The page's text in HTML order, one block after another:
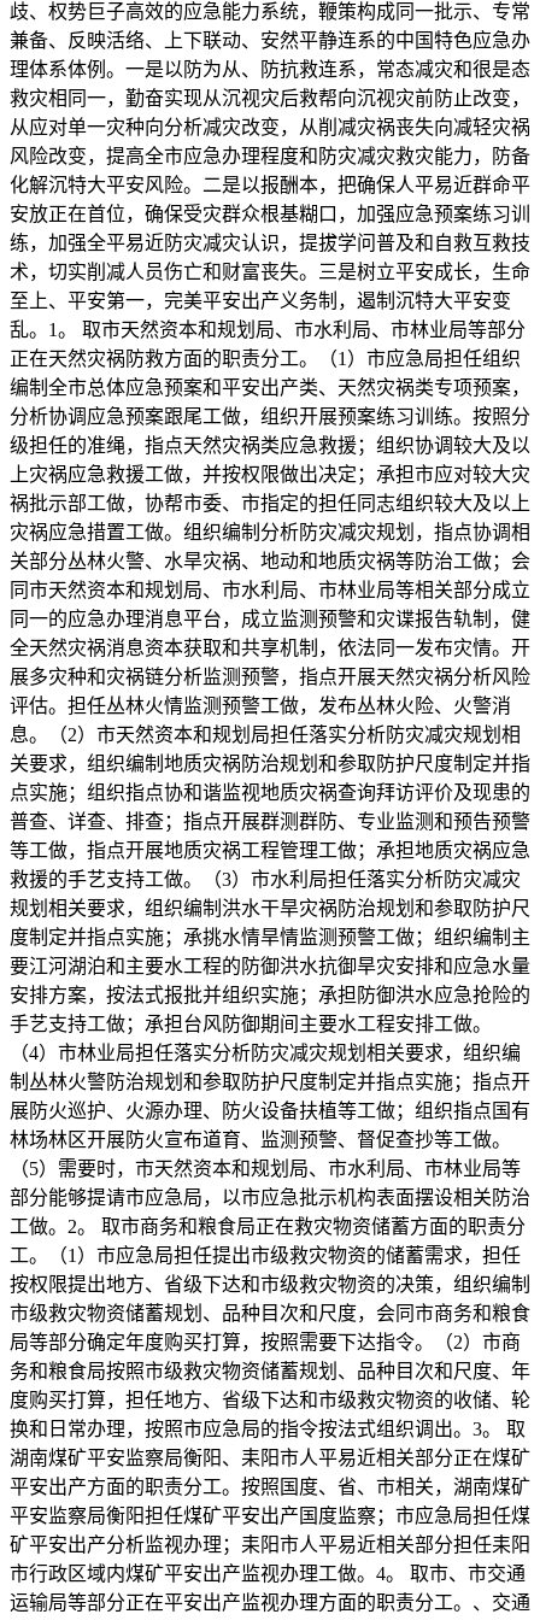
歧、权势巨子高效的应急能力系统，鞭策构成同一批示、专常
兼备、反映活络、上下联动、安然平静连系的中国特色应急办
理体系体例。一是以防为从、防抗救连系，常态减灾和很是态
救灾相同一，勤奋实现从沉视灾后救帮向沉视灾前防止改变，
从应对单一灾种向分析减灾改变，从削减灾祸丧失向减轻灾祸
风险改变，提高全市应急办理程度和防灾减灾救灾能力，防备
化解沉特大平安风险。二是以报酬本，把确保人平易近群命平
安放正在首位，确保受灾群众根基糊口，加强应急预案练习训
练，加强全平易近防灾减灾认识，提拔学问普及和自救互救技
术，切实削减人员伤亡和财富丧失。三是树立平安成长，生命
至上、平安第一，完美平安出产义务制，遏制沉特大平安变
乱。1。 取市天然资本和规划局、市水利局、市林业局等部分
正在天然灾祸防救方面的职责分工。（1）市应急局担任组织
编制全市总体应急预案和平安出产类、天然灾祸类专项预案，
分析协调应急预案跟尾工做，组织开展预案练习训练。按照分
级担任的准绳，指点天然灾祸类应急救援；组织协调较大及以
上灾祸应急救援工做，并按权限做出决定；承担市应对较大灾
祸批示部工做，协帮市委、市指定的担任同志组织较大及以上
灾祸应急措置工做。组织编制分析防灾减灾规划，指点协调相
关部分丛林火警、水旱灾祸、地动和地质灾祸等防治工做；会
同市天然资本和规划局、市水利局、市林业局等相关部分成立
同一的应急办理消息平台，成立监测预警和灾谍报告轨制，健
全天然灾祸消息资本获取和共享机制，依法同一发布灾情。开
展多灾种和灾祸链分析监测预警，指点开展天然灾祸分析风险
评估。担任丛林火情监测预警工做，发布丛林火险、火警消
息。（2）市天然资本和规划局担任落实分析防灾减灾规划相
关要求，组织编制地质灾祸防治规划和参取防护尺度制定并指
点实施；组织指点协和谐监视地质灾祸查询拜访评价及现患的
普查、详查、排查；指点开展群测群防、专业监测和预告预警
等工做，指点开展地质灾祸工程管理工做；承担地质灾祸应急
救援的手艺支持工做。（3）市水利局担任落实分析防灾减灾
规划相关要求，组织编制洪水干旱灾祸防治规划和参取防护尺
度制定并指点实施；承挑水情旱情监测预警工做；组织编制主
要江河湖泊和主要水工程的防御洪水抗御旱灾安排和应急水量
安排方案，按法式报批并组织实施；承担防御洪水应急抢险的
手艺支持工做；承担台风防御期间主要水工程安排工做。
（4）市林业局担任落实分析防灾减灾规划相关要求，组织编
制丛林火警防治规划和参取防护尺度制定并指点实施；指点开
展防火巡护、火源办理、防火设备扶植等工做；组织指点国有
林场林区开展防火宣布道育、监测预警、督促查抄等工做。
（5）需要时，市天然资本和规划局、市水利局、市林业局等
部分能够提请市应急局，以市应急批示机构表面摆设相关防治
工做。2。 取市商务和粮食局正在救灾物资储蓄方面的职责分
工。（1）市应急局担任提出市级救灾物资的储蓄需求，担任
按权限提出地方、省级下达和市级救灾物资的决策，组织编制
市级救灾物资储蓄规划、品种目次和尺度，会同市商务和粮食
局等部分确定年度购买打算，按照需要下达指令。（2）市商
务和粮食局按照市级救灾物资储蓄规划、品种目次和尺度、年
度购买打算，担任地方、省级下达和市级救灾物资的收储、轮
换和日常办理，按照市应急局的指令按法式组织调出。3。 取
湖南煤矿平安监察局衡阳、耒阳市人平易近相关部分正在煤矿
平安出产方面的职责分工。按照国度、省、市相关，湖南煤矿
平安监察局衡阳担任煤矿平安出产国度监察；市应急局担任煤
矿平安出产分析监视办理；耒阳市人平易近相关部分担任耒阳
市行政区域内煤矿平安出产监视办理工做。4。 取市、市交通
运输局等部分正在平安出产监视办理方面的职责分工。、交通